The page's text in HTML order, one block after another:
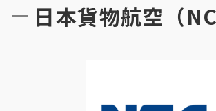
日本貨物航空（